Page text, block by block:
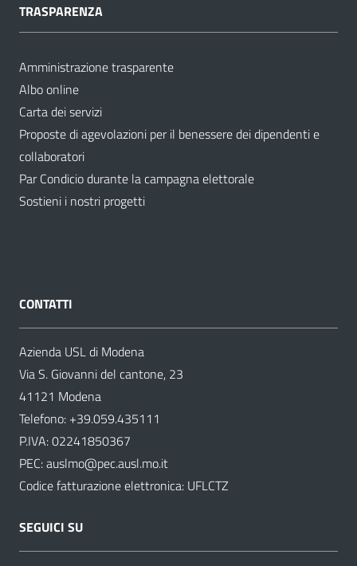
TRASPARENZA
Amministrazione trasparente
Albo online
Carta dei servizi
Proposte di agevolazioni per il benessere dei dipendenti e
collaboratori
Par Condicio durante la campagna elettorale
Sostieni i nostri progetti
CONTATTI
Azienda USL di Modena
Via S. Giovanni del cantone, 23
41121 Modena
Telefono: +39.059.435111
P.IVA: 02241850367
PEC:auslmo@pec.ausl.mo.it
Codice fatturazione elettronica: UFLCTZ
SEGUICI SU